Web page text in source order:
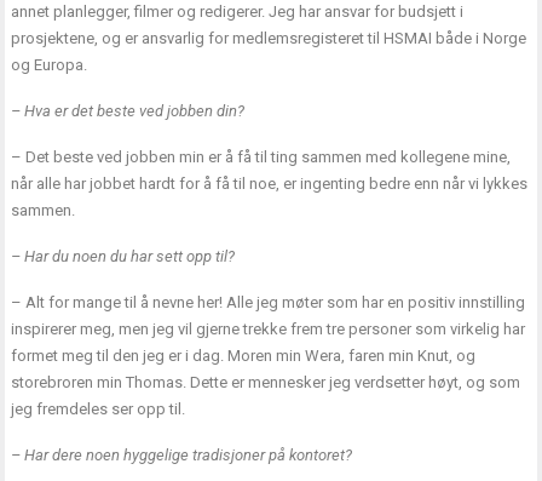
annet planlegger, filmer og redigerer. Jeg har ansvar for budsjett i
prosjektene, og er ansvarlig for medlemsregisteret til HSMAI både i Norge
og Europa.
– Hva er det beste ved jobben din?
– Det beste ved jobben min er å få til ting sammen med kollegene mine,
når alle har jobbet hardt for å få til noe, er ingenting bedre enn når vi lykkes
sammen.
– Har du noen du har sett opp til?
– Alt for mange til å nevne her! Alle jeg møter som har en positiv innstilling
inspirerer meg, men jeg vil gjerne trekke frem tre personer som virkelig har
formet meg til den jeg er i dag. Moren min Wera, faren min Knut, og
storebroren min Thomas. Dette er mennesker jeg verdsetter høyt, og som
jeg fremdeles ser opp til.
– Har dere noen hyggelige tradisjoner på kontoret?